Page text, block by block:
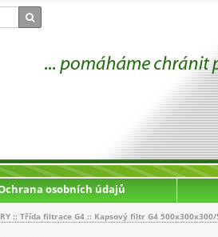
osobních údajů
:: Třída filtrace G4 :: Kapsový filtr G4 500x300x300/